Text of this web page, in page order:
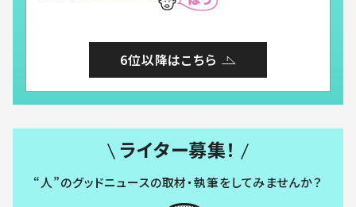
6位以降はこちら
ライター募集！
“人”のグッドニュースの取材・執筆をしてみませんか？